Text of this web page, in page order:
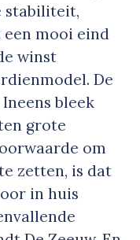
stabiliteit,
mooi eind
winst
De
bleek
grote
om
zetten, is dat
in huis